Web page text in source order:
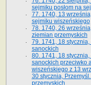
sejmiku posłom na
77. 1740, 13
sejmiku wiszeńskiego
78. 1740, 26
ziemian przemyskich
79. 1741, 18
sanockich
80. 1741, 18
sanockich przeciwko
wiszeńskiego z 13
30 stycznia,
przemyskich